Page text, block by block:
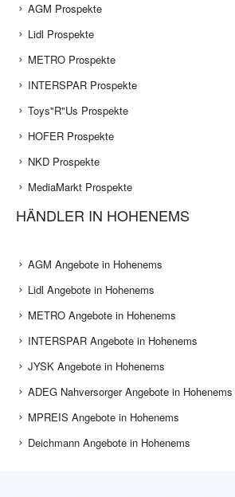
AGM Prospekte
Lidl Prospekte
METRO Prospekte
INTERSPAR Prospekte
Toys"R"Us Prospekte
HOFER Prospekte
NKD Prospekte
MediaMarkt Prospekte
HÄNDLER IN HOHENEMS
AGM Angebote in Hohenems
Lidl Angebote in Hohenems
METRO Angebote in Hohenems
INTERSPAR Angebote in Hohenems
JYSK Angebote in Hohenems
ADEG Nahversorger Angebote in Hohenems
MPREIS Angebote in Hohenems
Deichmann Angebote in Hohenems